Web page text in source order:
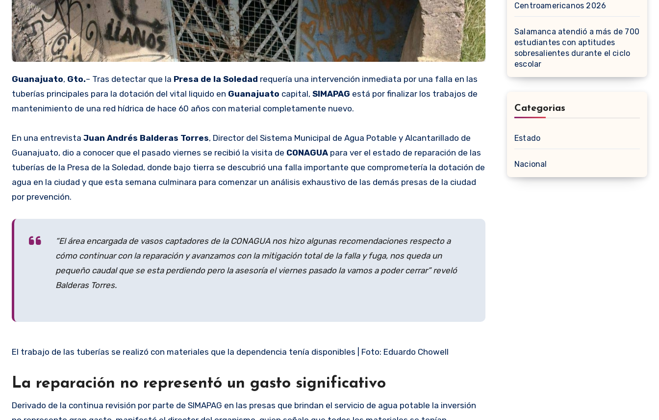
Guanajuato, Gto.– Tras detectar que la Presa de la Soledad requería una intervención inmediata por una falla en las
tuberías principales para la dotación del vital liquido en Guanajuato capital, SIMAPAG está por finalizar los trabajos de
mantenimiento de una red hídrica de hace 60 años con material completamente nuevo.
En una entrevista Juan Andrés Balderas Torres, Director del Sistema Municipal de Agua Potable y Alcantarillado de
Guanajuato, dio a conocer que el pasado viernes se recibió la visita de CONAGUA para ver el estado de reparación de las
tuberías de la Presa de la Soledad, donde bajo tierra se descubrió una falla importante que comprometería la dotación de
agua en la ciudad y que esta semana culminara para comenzar un análisis exhaustivo de las demás presas de la ciudad
por prevención.
“El área encargada de vasos captadores de la CONAGUA nos hizo algunas recomendaciones respecto a
cómo continuar con la reparación y avanzamos con la mitigación total de la falla y fuga, nos queda un
pequeño caudal que se esta perdiendo pero la asesoría el viernes pasado la vamos a poder cerrar” reveló
Balderas Torres.
El trabajo de las tuberías se realizó con materiales que la dependencia tenía disponibles | Foto: Eduardo Chowell
La reparación no representó un gasto significativo
Derivado de la continua revisión por parte de SIMAPAG en las presas que brindan el servicio de agua potable la inversión
Centroamericanos 2026
Salamanca atendió a más de 700
estudiantes con aptitudes
sobresalientes durante el ciclo
escolar
Categorias
Estado
Nacional